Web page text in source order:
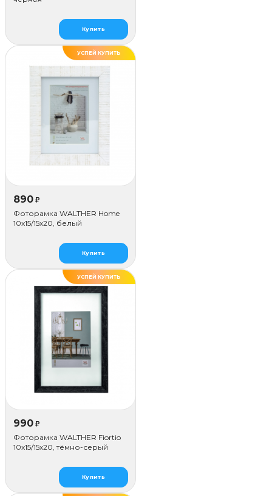
Купить
УСПЕЙ КУПИТЬ
890 ₽
Фоторамка WALTHER Home
10x15/15х20, белый
Купить
УСПЕЙ КУПИТЬ
990 ₽
Фоторамка WALTHER Fiortio
10x15/15х20, тёмно-серый
Купить